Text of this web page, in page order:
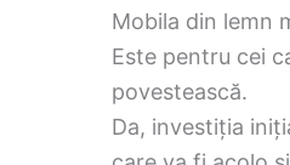
Mobila din lemn
Este pentru cei
povestească.
Da, investiția